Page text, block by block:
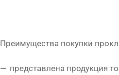
Преимущества покупки
представлена продукция